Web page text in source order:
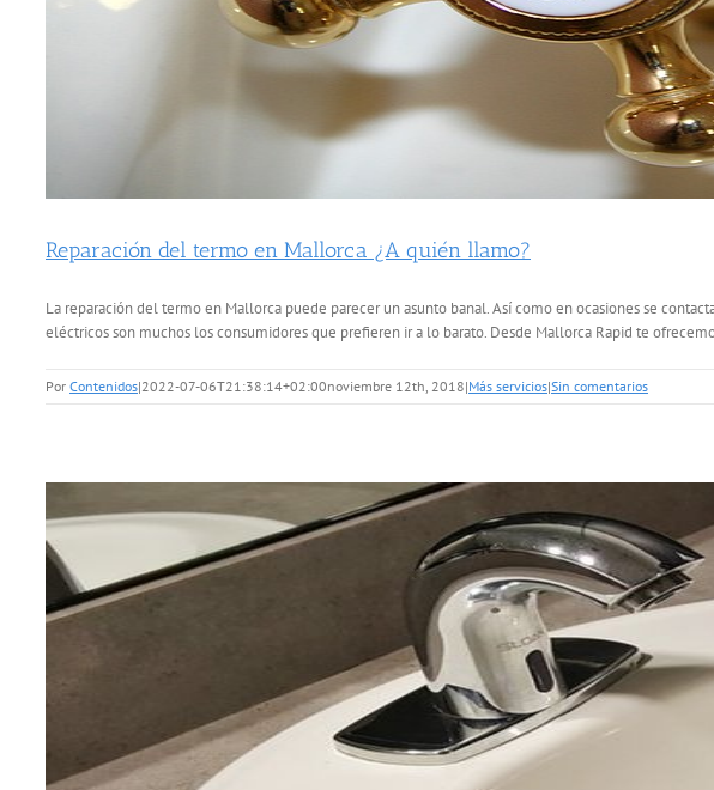
Reparación del termo en Mallorca ¿A quién llamo?
La reparación del termo en Mallorca puede parecer un asunto banal. Así como en ocasiones se
eléctricos son muchos los consumidores que prefieren ir a lo barato. Desde Mallorca Rapid te
Por Contenidos|2022-07-06T21:38:14+02:00noviembre 12th, 2018|Más servicios|Sin comentarios